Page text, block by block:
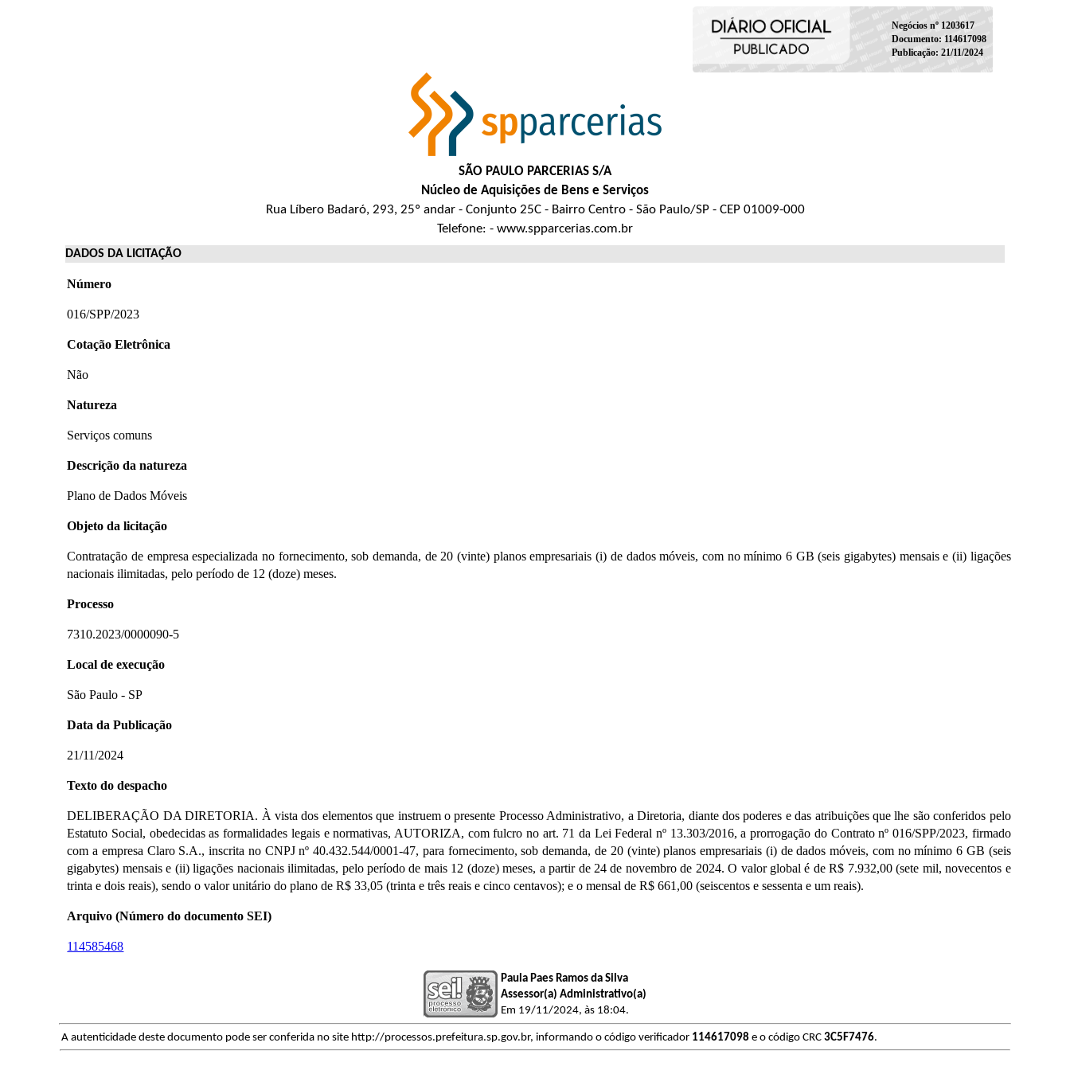
Negócios nº 1203617
Documento: 114617098
Publicação: 21/11/2024
SÃO PAULO PARCERIAS S/A
Núcleo de Aquisições de Bens e Serviços
Rua Líbero Badaró, 293, 25º andar - Conjunto 25C - Bairro Centro - São Paulo/SP - CEP 01009-000
Telefone: - www.spparcerias.com.br
DADOS DA LICITAÇÃO
Número
016/SPP/2023
Cotação Eletrônica
Não
Natureza
Serviços comuns
Descrição da natureza
Plano de Dados Móveis
Objeto da licitação
Contratação de empresa especializada no fornecimento, sob demanda, de 20 (vinte) planos empresariais (i) de dados móveis, com no mínimo 6 GB (seis gigabytes) mensais e (ii) ligações
nacionais ilimitadas, pelo período de 12 (doze) meses.
Processo
7310.2023/0000090-5
Local de execução
São Paulo - SP
Data da Publicação
21/11/2024
Texto do despacho
DELIBERAÇÃO DA DIRETORIA. À vista dos elementos que instruem o presente Processo Administrativo, a Diretoria, diante dos poderes e das atribuições que lhe são conferidos pelo
Estatuto Social, obedecidas as formalidades legais e normativas, AUTORIZA, com fulcro no art. 71 da Lei Federal nº 13.303/2016, a prorrogação do Contrato nº 016/SPP/2023, firmado
com a empresa Claro S.A., inscrita no CNPJ nº 40.432.544/0001-47, para fornecimento, sob demanda, de 20 (vinte) planos empresariais (i) de dados móveis, com no mínimo 6 GB (seis
gigabytes) mensais e (ii) ligações nacionais ilimitadas, pelo período de mais 12 (doze) meses, a partir de 24 de novembro de 2024. O valor global é de R$ 7.932,00 (sete mil, novecentos e
trinta e dois reais), sendo o valor unitário do plano de R$ 33,05 (trinta e três reais e cinco centavos); e o mensal de R$ 661,00 (seiscentos e sessenta e um reais).
Arquivo (Número do documento SEI)
114585468
Paula Paes Ramos da Silva
Assessor(a) Administrativo(a)
Em 19/11/2024, às 18:04.
A autenticidade deste documento pode ser conferida no site http://processos.prefeitura.sp.gov.br, informando o código verificador 114617098 e o código CRC3C5F7476.